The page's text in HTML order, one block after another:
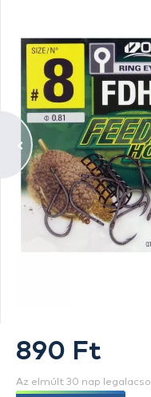
890 Ft
Az elmúlt 30 nap